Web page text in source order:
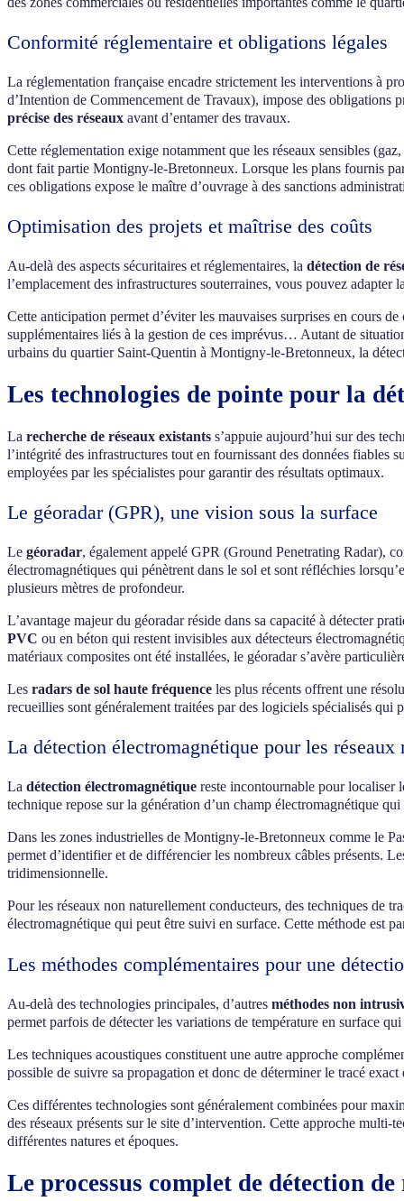
Conformité réglementaire et obligations légales
La réglementation française encadre strictement les interventions à
d’Intention de Commencement de Travaux), impose des obligations
précise des réseaux avant d’entamer des travaux.
Cette réglementation exige notamment que les réseaux sensibles
dont fait partie Montigny-le-Bretonneux. Lorsque les plans fournis
ces obligations expose le maître d’ouvrage à des sanctions
Optimisation des projets et maîtrise des coûts
Au-delà des aspects sécuritaires et réglementaires, la détection de
l’emplacement des infrastructures souterraines, vous pouvez
Cette anticipation permet d’éviter les mauvaises surprises en cours
supplémentaires liés à la gestion de ces imprévus… Autant de
urbains du quartier Saint-Quentin à Montigny-le-Bretonneux, la
Les technologies de pointe pour la
La recherche de réseaux existants s’appuie aujourd’hui sur des
l’intégrité des infrastructures tout en fournissant des données
employées par les spécialistes pour garantir des résultats optimaux.
Le géoradar (GPR), une vision sous la surface
Le géoradar, également appelé GPR (Ground Penetrating Radar),
électromagnétiques qui pénètrent dans le sol et sont réfléchies
plusieurs mètres de profondeur.
L’avantage majeur du géoradar réside dans sa capacité à détecter
PVC ou en béton qui restent invisibles aux détecteurs
matériaux composites ont été installées, le géoradar s’avère
Les radars de sol haute fréquence les plus récents offrent une
recueillies sont généralement traitées par des logiciels spécialisés
La détection électromagnétique pour les réseaux
La détection électromagnétique reste incontournable pour localiser
technique repose sur la génération d’un champ électromagnétique
Dans les zones industrielles de Montigny-le-Bretonneux comme le
permet d’identifier et de différencier les nombreux câbles présents.
tridimensionnelle.
Pour les réseaux non naturellement conducteurs, des techniques de
électromagnétique qui peut être suivi en surface. Cette méthode est
Les méthodes complémentaires pour une
Au-delà des technologies principales, d’autres méthodes non
permet parfois de détecter les variations de température en surface
Les techniques acoustiques constituent une autre approche
possible de suivre sa propagation et donc de déterminer le tracé
Ces différentes technologies sont généralement combinées pour
des réseaux présents sur le site d’intervention. Cette approche multi-
différentes natures et époques.
Le processus complet de détection